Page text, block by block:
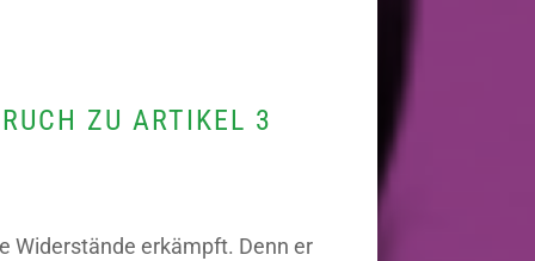
ZU ARTIKEL 3
Widerstände erkämpft. Denn er